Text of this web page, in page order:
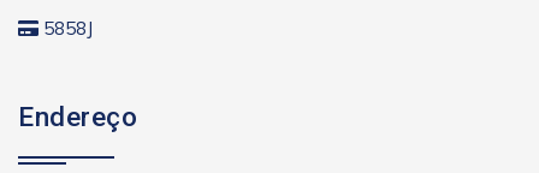
5858J
Endereço